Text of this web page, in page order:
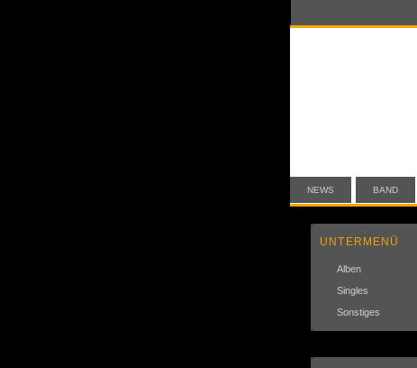
NEWS BAND
UNTERMENÜ
Alben
Singles
Sonstiges